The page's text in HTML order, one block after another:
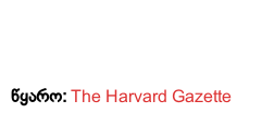
წყარო: The Harvard Gazette